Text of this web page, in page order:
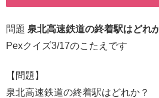
問題 泉北高速鉄道の終着駅はどれ
Pexクイズ3/17のこたえです
【問題】
泉北高速鉄道の終着駅はどれか？